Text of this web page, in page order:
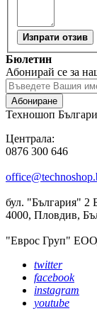
Изпрати отзив
Бюлетин
Абонирай се за
Абониране
Техношоп
Централа:
0876 300 646
бул. "България" 2
4000, Пловдив,
"Еврос Груп"
twitter
facebook
instagram
youtube